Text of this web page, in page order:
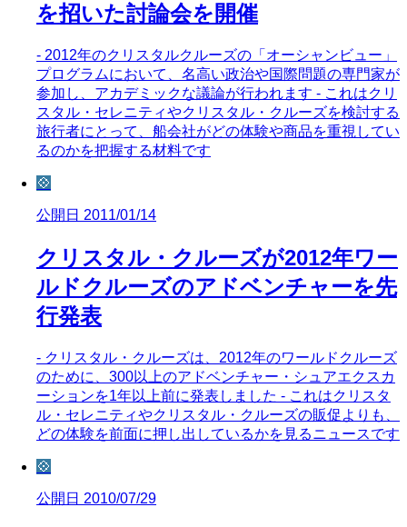
を招いた討論会を開催
- 2012年のクリスタルクルーズの「オーシャンビュー」
プログラムにおいて、名高い政治や国際問題の専門家が
参加し、アカデミックな議論が行われます - これはクリ
スタル・セレニティやクリスタル・クルーズを検討する
旅行者にとって、船会社がどの体験や商品を重視してい
るのかを把握する材料です
💠
公開日 2011/01/14
クリスタル・クルーズが2012年ワー
ルドクルーズのアドベンチャーを先
行発表
- クリスタル・クルーズは、2012年のワールドクルーズ
のために、300以上のアドベンチャー・シュアエクスカ
ーションを1年以上前に発表しました - これはクリスタ
ル・セレニティやクリスタル・クルーズの販促よりも、
どの体験を前面に押し出しているかを見るニュースです
💠
公開日 2010/07/29